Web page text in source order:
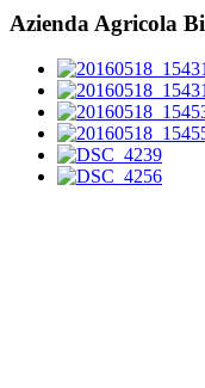
Azienda Agricola